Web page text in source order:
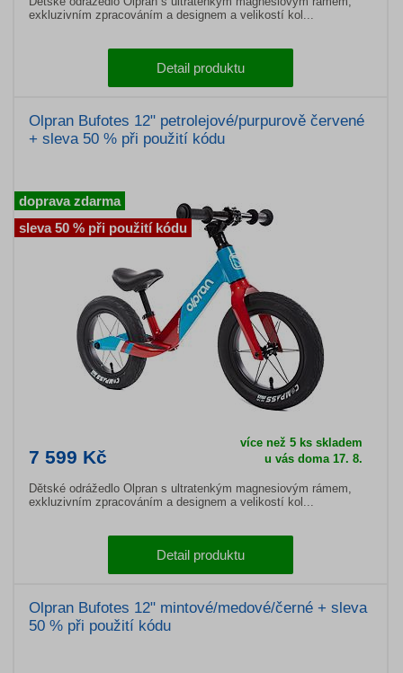
exkluzivním zpracováním a designem a velikostí kol...
Detail produktu
Olpran Bufotes 12" petrolejové/purpurově červené
+ sleva 50 % při použití kódu
7 599 Kč
více než 5 ks skladem
u vás doma 17. 8.
Dětské odrážedlo Olpran s ultratenkým magnesiovým rámem,
exkluzivním zpracováním a designem a velikostí kol...
Detail produktu
doprava zdarma
sleva 50 % při použití kódu
Olpran Bufotes 12" mintové/medové/černé + sleva
50 % při použití kódu